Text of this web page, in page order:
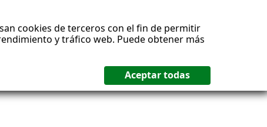
cookies de terceros con el fin de permitir
y tráfico web. Puede obtener más